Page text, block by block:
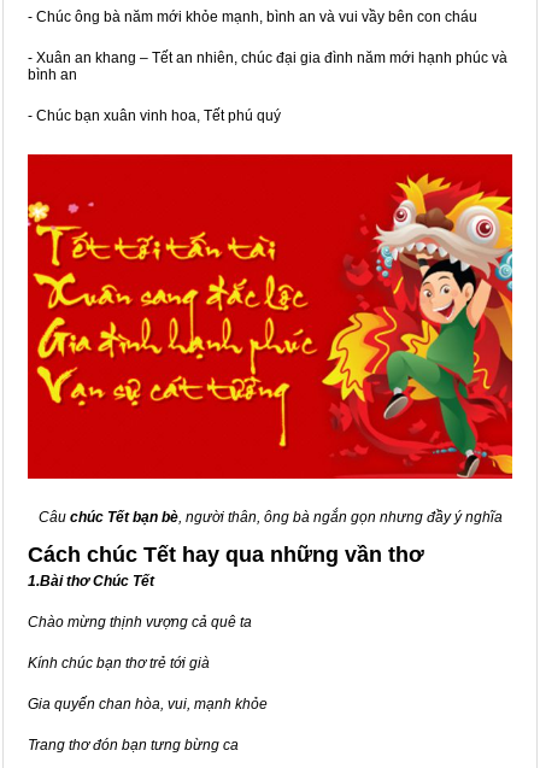
- Chúc ông bà năm mới khỏe mạnh, bình an và vui vầy bên con cháu
- Xuân an khang – Tết an nhiên, chúc đại gia đình năm mới hạnh phúc và
bình an
- Chúc bạn xuân vinh hoa, Tết phú quý
Câu chúc Tết bạn bè, người thân, ông bà ngắn gọn nhưng đầy ý nghĩa
Cách chúc Tết hay qua những vần thơ
1.Bài thơ Chúc Tết
Chào mừng thịnh vượng cả quê ta
Kính chúc bạn thơ trẻ tới già
Gia quyến chan hòa, vui, mạnh khỏe
Trang thơ đón bạn tưng bừng ca